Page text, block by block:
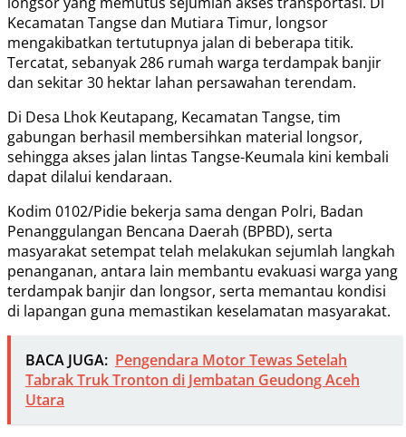
Kecamatan Tangse dan Mutiara Timur, longsor
mengakibatkan tertutupnya jalan di beberapa titik.
Tercatat, sebanyak 286 rumah warga terdampak banjir
dan sekitar 30 hektar lahan persawahan terendam.
Di Desa Lhok Keutapang, Kecamatan Tangse, tim
gabungan berhasil membersihkan material longsor,
sehingga akses jalan lintas Tangse-Keumala kini kembali
dapat dilalui kendaraan.
Kodim 0102/Pidie bekerja sama dengan Polri, Badan
Penanggulangan Bencana Daerah (BPBD), serta
masyarakat setempat telah melakukan sejumlah langkah
penanganan, antara lain membantu evakuasi warga yang
terdampak banjir dan longsor, serta memantau kondisi
di lapangan guna memastikan keselamatan masyarakat.
BACA JUGA: Pengendara Motor Tewas Setelah
Tabrak Truk Tronton di Jembatan Geudong Aceh
Utara